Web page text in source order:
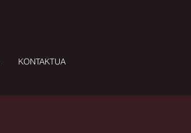
KONTAKTUA